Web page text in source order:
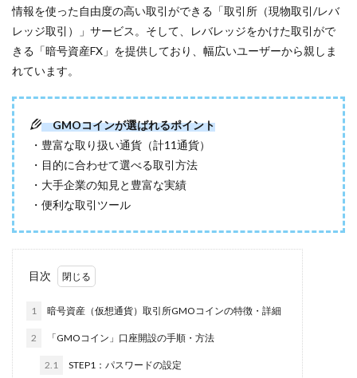
情報を使った自由度の高い取引ができる「取引所（現物取引/レバ
レッジ取引）」サービス。そして、レバレッジをかけた取引がで
きる「暗号資産FX」を提供しており、幅広いユーザーから親しま
れています。
GMOコインが選ばれるポイント
・豊富な取り扱い通貨（計11通貨）
・目的に合わせて選べる取引方法
・大手企業の知見と豊富な実績
・便利な取引ツール
目次
1 暗号資産（仮想通貨）取引所GMOコインの特徴・詳細
2 「GMOコイン」口座開設の手順・方法
2.1 STEP1：パスワードの設定